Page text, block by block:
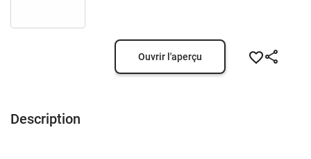
Ouvrir l'aperçu
Description